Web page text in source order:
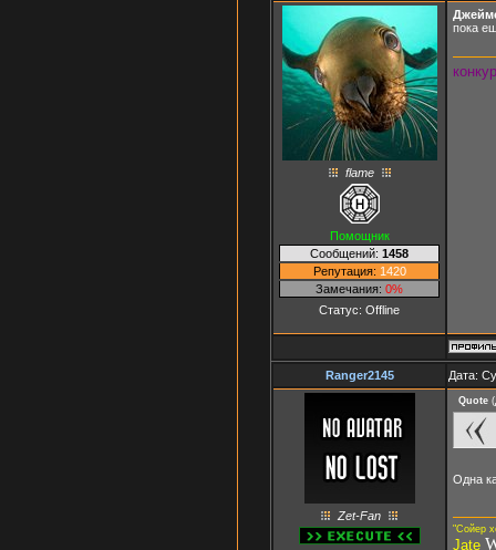
flame
Помощник
Сообщений: 1458
Репутация: 1420
Замечания: 0%
Статус: Offline
пока
Ranger2145 Дата:
Zet-Fan
Quote (
Одна
"Сойер
Jate